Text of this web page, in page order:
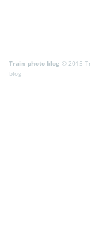
Train photo blog © 2015
blog